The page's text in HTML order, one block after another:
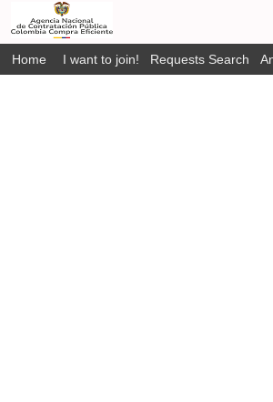
Home I want to join! Requests Search